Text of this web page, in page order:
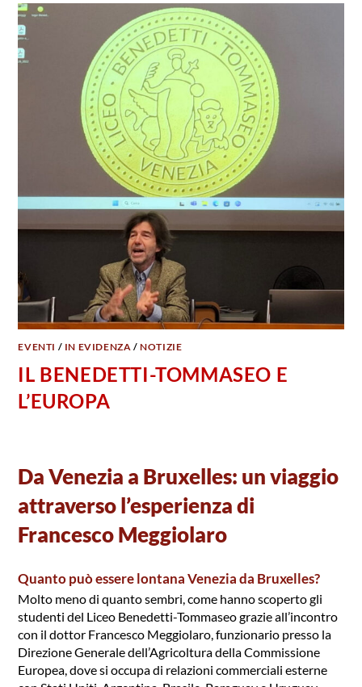
EVENTI / IN EVIDENZA /NOTIZIE
IL BENEDETTI-TOMMASEO E
L’EUROPA
Da Venezia a Bruxelles: un viaggio
attraverso l’esperienza di
Francesco Meggiolaro
Quanto può essere lontana Venezia da Bruxelles?
Molto meno di quanto sembri, come hanno scoperto gli
studenti del Liceo Benedetti-Tommaseo grazie all’incontro
con il dottor Francesco Meggiolaro, funzionario presso la
Direzione Generale dell’Agricoltura della Commissione
Europea, dove si occupa di relazioni commerciali esterne